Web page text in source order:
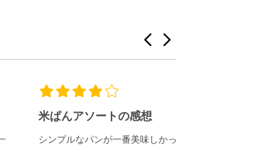
米ぱんアソートの感想
シンプルなパンが一番美味しかった。